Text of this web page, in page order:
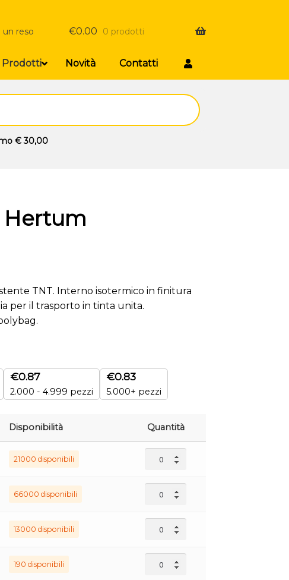
un reso €0.00 0 prodotti
Prodotti Novità Contatti
€ 30,00
Hertum
TNT. Interno isotermico in finitura
per il trasporto in tinta unita.
€0.87
2.000 - 4.999 pezzi
€0.83
5.000+ pezzi
Disponibilità Quantità
21000 disponibili
66000 disponibili
13000 disponibili
190 disponibili